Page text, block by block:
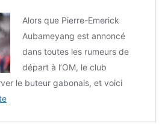
Alors que Pierre-Emerick
Aubameyang est annoncé
dans toutes les rumeurs de
départ à l’OM, le club
le buteur gabonais, et voici